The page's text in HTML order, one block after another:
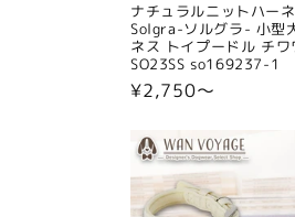
ナチュラルニットハー
Solgra-ソルグラ- 小型
ネス トイプードル チ
SO23SS so169237-1
通
価
格
¥2,750〜